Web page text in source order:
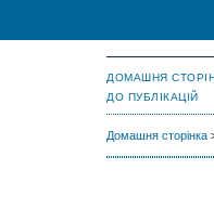
ДОМАШНЯ
ДО ПУБЛІКАЦІЙ
Домашня сторінка